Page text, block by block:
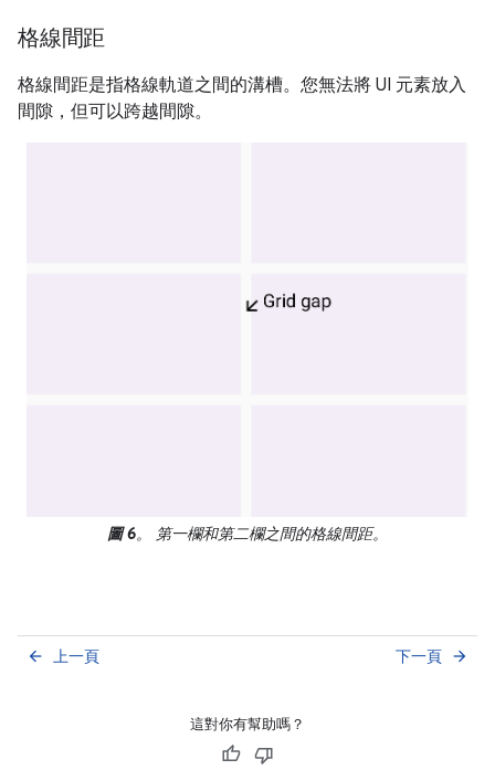
格線間距
格線間距是指格線軌道之間的溝槽。您無法將 UI 元素放入
間隙，但可以跨越間隙。
圖 6。 第一欄和第二欄之間的格線間距。
上一頁
arrow_back 下一頁 arrow_forward
這對你有幫助嗎？